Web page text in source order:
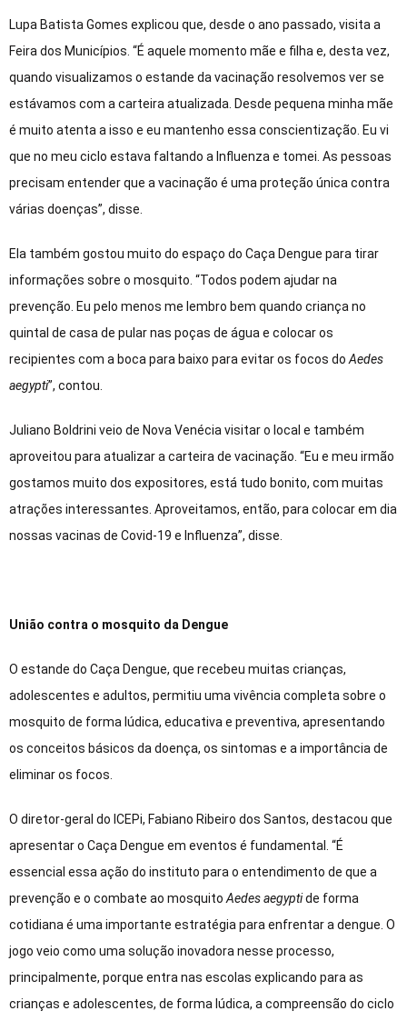
Lupa Batista Gomes explicou que, desde o ano passado, visita a
Feira dos Municípios. “É aquele momento mãe e filha e, desta vez,
quando visualizamos o estande da vacinação resolvemos ver se
estávamos com a carteira atualizada. Desde pequena minha mãe
é muito atenta a isso e eu mantenho essa conscientização. Eu vi
que no meu ciclo estava faltando a Influenza e tomei. As pessoas
precisam entender que a vacinação é uma proteção única contra
várias doenças”, disse.
Ela também gostou muito do espaço do Caça Dengue para tirar
informações sobre o mosquito. “Todos podem ajudar na
prevenção. Eu pelo menos me lembro bem quando criança no
quintal de casa de pular nas poças de água e colocar os
recipientes com a boca para baixo para evitar os focos do Aedes
aegypti”, contou.
Juliano Boldrini veio de Nova Venécia visitar o local e também
aproveitou para atualizar a carteira de vacinação. “Eu e meu irmão
gostamos muito dos expositores, está tudo bonito, com muitas
atrações interessantes. Aproveitamos, então, para colocar em dia
nossas vacinas de Covid-19 e Influenza”, disse.
União contra o mosquito da Dengue
O estande do Caça Dengue, que recebeu muitas crianças,
adolescentes e adultos, permitiu uma vivência completa sobre o
mosquito de forma lúdica, educativa e preventiva, apresentando
os conceitos básicos da doença, os sintomas e a importância de
eliminar os focos.
O diretor-geral do ICEPi, Fabiano Ribeiro dos Santos, destacou que
apresentar o Caça Dengue em eventos é fundamental. “É
essencial essa ação do instituto para o entendimento de que a
prevenção e o combate ao mosquito Aedes aegyptide forma
cotidiana é uma importante estratégia para enfrentar a dengue. O
jogo veio como uma solução inovadora nesse processo,
principalmente, porque entra nas escolas explicando para as
crianças e adolescentes, de forma lúdica, a compreensão do ciclo